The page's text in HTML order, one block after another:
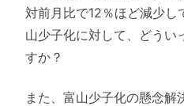
対前月比で12％ほど減少し
山少子化に対して、どうい
すか？
また、富山少子化の懸念解